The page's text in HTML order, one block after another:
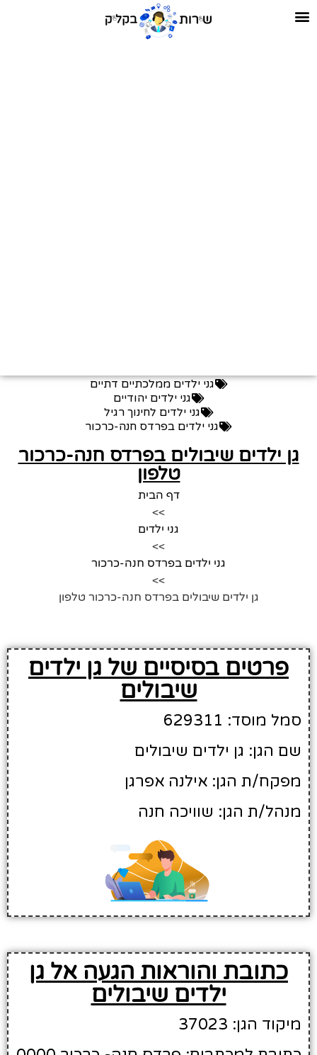
גני ילדים ממלכתיים דתיים
גני ילדים יהודיים
גני ילדים לחינוך רגיל
גני ילדים בפרדס חנה-כרכור
גן ילדים שיבולים בפרדס חנה-כרכור
טלפון
דף הבית
>>
גני ילדים
>>
גני ילדים בפרדס חנה-כרכור
>>
גן ילדים שיבולים בפרדס חנה-כרכור טלפון
פרטים בסיסיים של גן ילדים
שיבולים
סמל מוסד: 629311
שם הגן: גן ילדים שיבולים
מפקח/ת הגן: אילנה אפרגן
מנהל/ת הגן: שוויכה חנה
כתובת והוראות הגעה אל גן
ילדים שיבולים
מיקוד הגן: 37023